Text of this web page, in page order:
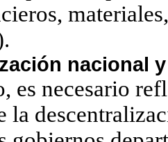
nacional y
es necesario
la